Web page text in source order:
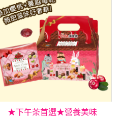
★下午茶首選★營養美味